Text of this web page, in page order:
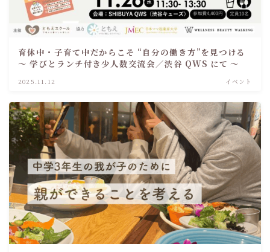
育休中・子育て中だからこそ “自分の働き方”を見つける
～ 学びとランチ付き少人数交流会／渋谷 QWS にて ～
2025.11.12 イベント